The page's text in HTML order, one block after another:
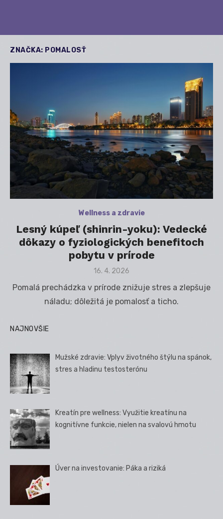
ZNAČKA: POMALOSŤ
Wellness a zdravie
Lesný kúpeľ (shinrin-yoku): Vedecké
dôkazy o fyziologických benefitoch
pobytu v prírode
Posted
16. 4. 2026
Pomalá prechádzka v prírode znižuje stres a zlepšuje
náladu; dôležitá je pomalosť a ticho.
NAJNOVŠIE
Mužské zdravie: Vplyv životného štýlu na spánok,
stres a hladinu testosterónu
Kreatín pre wellness: Využitie kreatínu na
kognitívne funkcie, nielen na svalovú hmotu
Úver na investovanie: Páka a riziká